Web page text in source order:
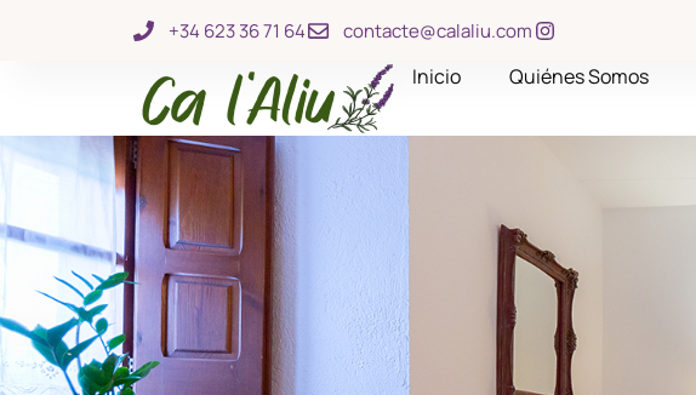
+34 623 36 71 64 contacte@calaliu.com
Inicio Quiénes Somos